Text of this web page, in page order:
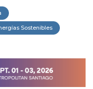
Sostenibles